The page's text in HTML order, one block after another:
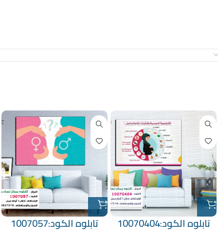
تابلوه الكود:10070404
تابلوه الكود:1007057